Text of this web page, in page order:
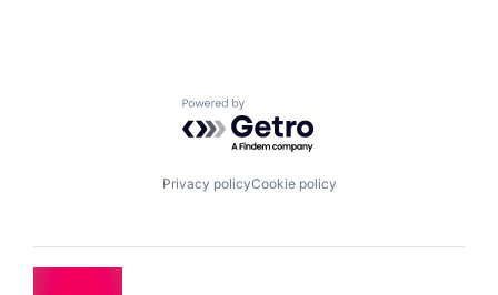
Powered by Getro.com
Privacy policyCookie policy